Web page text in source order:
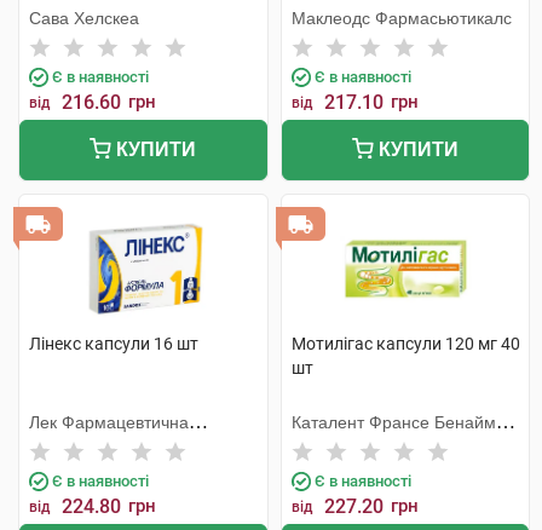
Сава Хелскеа
Є в наявності
від 216.60 грн
КУПИТИ
Маклеодс Фармасьютикалс
Є в наявності
від 217.10 грн
КУПИТИ
Лінекс капсули 16 шт
Лек Фармацевтична
компанія
Є в наявності
від 224.80 грн
Мотилігас капсули 120 мг 40
шт
Каталент Франсе Бенайм
СА
Є в наявності
від 227.20 грн